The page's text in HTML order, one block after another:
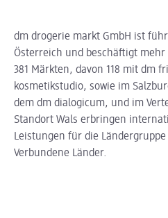
dm drogerie markt GmbH ist
Österreich und beschäftigt
381 Märkten, davon 118 mit dm
kosmetikstudio, sowie im
dem dm dialogicum, und im
Standort Wals erbringen
Leistungen für die Ländergruppe
Verbundene Länder.